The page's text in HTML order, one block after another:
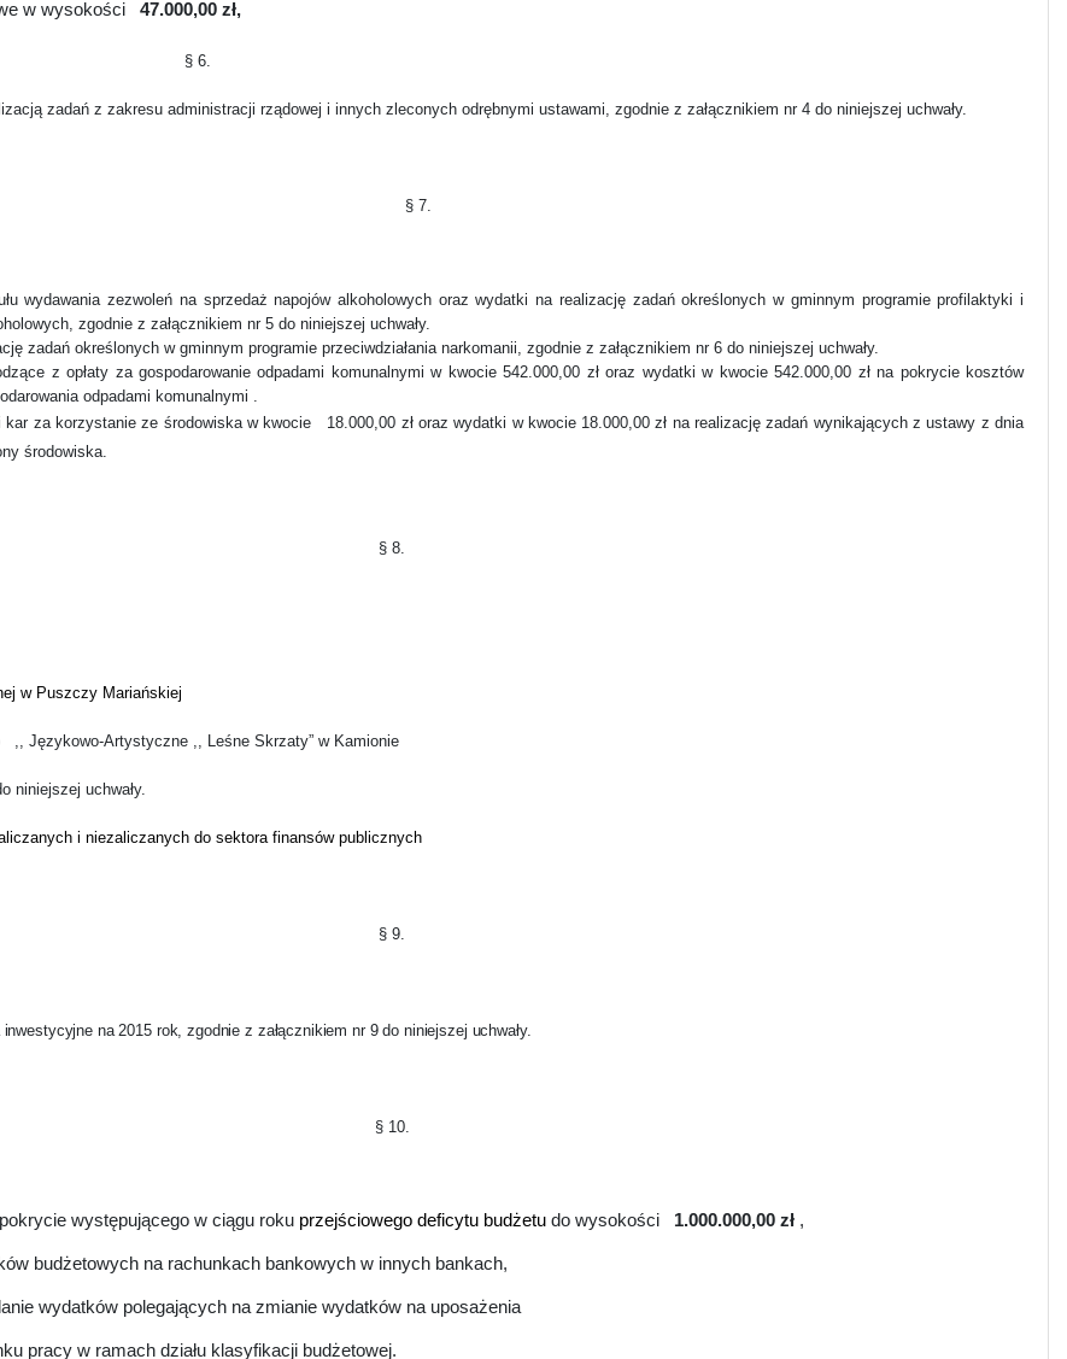
w wysokości 47.000,00 zł,
§ 6.
zadań z zakresu administracji rządowej i innych zleconych odrębnymi ustawami, zgodnie z załącznikiem nr 4 do niniejszej uchwały.
§ 7.
wydawania zezwoleń na sprzedaż napojów alkoholowych oraz wydatki na realizację zadań określonych w gminnym programie profilaktyki i
zgodnie z załącznikiem nr 5 do niniejszej uchwały.
zadań określonych w gminnym programie przeciwdziałania narkomanii, zgodnie z załącznikiem nr 6 do niniejszej uchwały.
z opłaty za gospodarowanie odpadami komunalnymi w kwocie 542.000,00 zł oraz wydatki w kwocie 542.000,00 zł na pokrycie kosztów
odpadami komunalnymi .
kar za korzystanie ze środowiska w kwocie
18.000,00 zł oraz wydatki w kwocie 18.000,00 zł na realizację zadań wynikających z ustawy z dnia
środowiska.
§ 8.
w Puszczy Mariańskiej
,, Językowo-Artystyczne ,, Leśne Skrzaty” w Kamionie
niniejszej uchwały.
i niezaliczanych do sektora finansów publicznych
§ 9.
na 2015 rok, zgodnie z załącznikiem nr 9 do niniejszej uchwały.
§ 10.
występującego w ciągu roku przejściowego deficytu budżetu do wysokości 1.000.000,00 zł ,
budżetowych na rachunkach bankowych w innych bankach,
wydatków polegających na zmianie wydatków na uposażenia
pracy w ramach działu klasyfikacji budżetowej.